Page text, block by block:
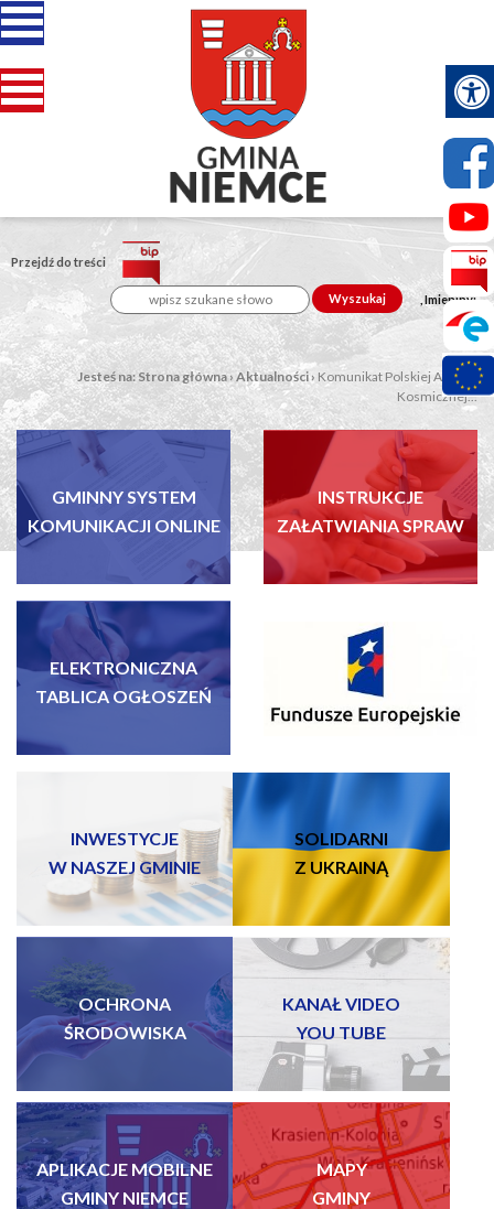
Przejdź do treści
, Imieniny:
Wyszukaj
Jesteś na: Strona główna › Aktualności › Komunikat Polskiej Agencji
Kosmicznej...
GMINNY SYSTEM
KOMUNIKACJI ONLINE
INSTRUKCJE
ZAŁATWIANIA SPRAW
ELEKTRONICZNA
TABLICA OGŁOSZEŃ
FUNDUSZE EUROPEJSKIE
INWESTYCJE
W NASZEJ GMINIE
SOLIDARNI
Z UKRAINĄ
OCHRONA
ŚRODOWISKA
KANAŁ VIDEO
YOU TUBE
APLIKACJE MOBILNE
GMINY NIEMCE
MAPY
GMINY